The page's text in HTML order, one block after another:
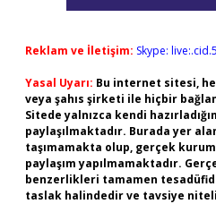
Reklam ve İletişim: Skype:
Yasal Uyarı: Bu internet sitesi,
veya şahıs şirketi ile hiçbir
Sitede yalnızca kendi
paylaşılmaktadır. Burada yer
taşımamakta olup, gerçek
paylaşım yapılmamaktadır.
benzerlikleri tamamen
taslak halindedir ve tavsiye